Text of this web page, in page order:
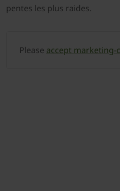
pentes les plus raides.
Please accept marketing-